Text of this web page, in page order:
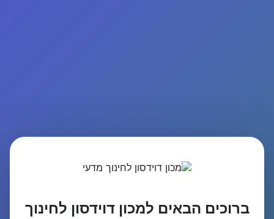
ברוכים הבאים למכון דוידסון לחינוך